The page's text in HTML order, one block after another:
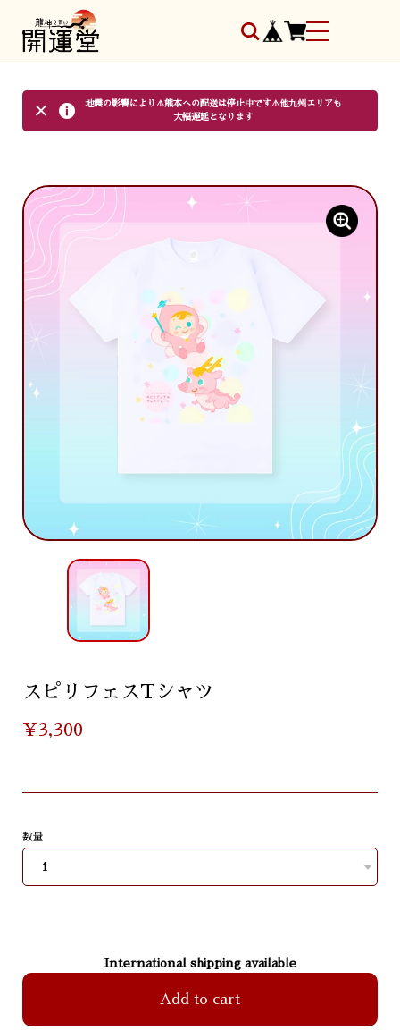
地震の影響により⚠️熊本への配送は停止中です⚠️他九州エリアも
大幅遅延となります
スピリフェスTシャツ
¥3,300
数量
International shipping available
Add to cart